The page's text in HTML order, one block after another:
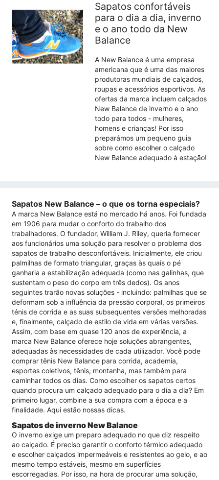
Sapatos confortáveis ​​
para o dia a dia, inverno
e o ano todo da New
Balance
A New Balance é uma empresa
americana que é uma das maiores
produtoras mundiais de calçados,
roupas e acessórios esportivos. As
ofertas da marca incluem calçados
New Balance de inverno e o ano
todo para todos - mulheres,
homens e crianças! Por isso
preparámos um pequeno guia
sobre como escolher o calçado
New Balance adequado à estação!
Sapatos New Balance – o que os torna especiais?
A marca New Balance está no mercado há anos. Foi fundada
em 1906 para mudar o conforto do trabalho dos
trabalhadores. O fundador, William J. Riley, queria fornecer
aos funcionários uma solução para resolver o problema dos
sapatos de trabalho desconfortáveis. Inicialmente, ele criou
palmilhas de formato triangular, graças às quais o pé
ganharia a estabilização adequada (como nas galinhas, que
sustentam o peso do corpo em três dedos). Os anos
seguintes trarão novas soluções - incluindo: palmilhas que se
deformam sob a influência da pressão corporal, os primeiros
ténis de corrida e as suas subsequentes versões melhoradas
e, finalmente, calçado de estilo de vida em várias versões.
Assim, com base em quase 120 anos de experiência, a
marca New Balance oferece hoje soluções abrangentes,
adequadas às necessidades de cada utilizador. Você pode
comprar tênis New Balance para corrida, academia,
esportes coletivos, tênis, montanha, mas também para
caminhar todos os dias. Como escolher os sapatos certos
quando procura um calçado adequado para o dia a dia? Em
primeiro lugar, combine a sua compra com a época e a
finalidade. Aqui estão nossas dicas.
Sapatos de inverno New Balance
O inverno exige um preparo adequado no que diz respeito
ao calçado. É preciso garantir o conforto térmico adequado
e escolher calçados impermeáveis ​​e resistentes ao gelo, e ao
mesmo tempo estáveis, mesmo em superfícies
escorregadias. Por isso, na hora de procurar uma solução,